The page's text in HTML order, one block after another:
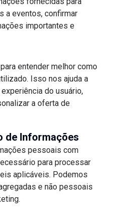
a eventos, confirmar
importantes e
entender melhor como
Isso nos ajuda a
do usuário,
a oferta de
de Informações
pessoais com
para processar
aplicáveis. Podemos
e não pessoais